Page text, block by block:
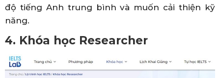
độ tiếng Anh trung bình và muốn cải thiện kỹ
năng.
4. Khóa học Researcher